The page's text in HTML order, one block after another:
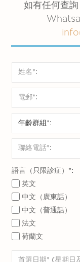
時，醫生會將
波探頭獲取甲
拍攝相應的照
助醫生評估甲
性質、病變周
甲狀腺囊腫和
等。
精神併發症狀
或抑鬱等精神
引發代謝異常
消化問題：容
骨質疏鬆：甲
過快，導致骨
心臟衰竭：長
衰竭等心臟並發
不孕、流產
率。
少數患者可能
癢或皮疹。 其
能損傷。 患者
或甲狀腺微創
如有任何查
語言（只限診症）*:
英文
中文（廣東話）
中文（普通話）
法文
荷蘭文